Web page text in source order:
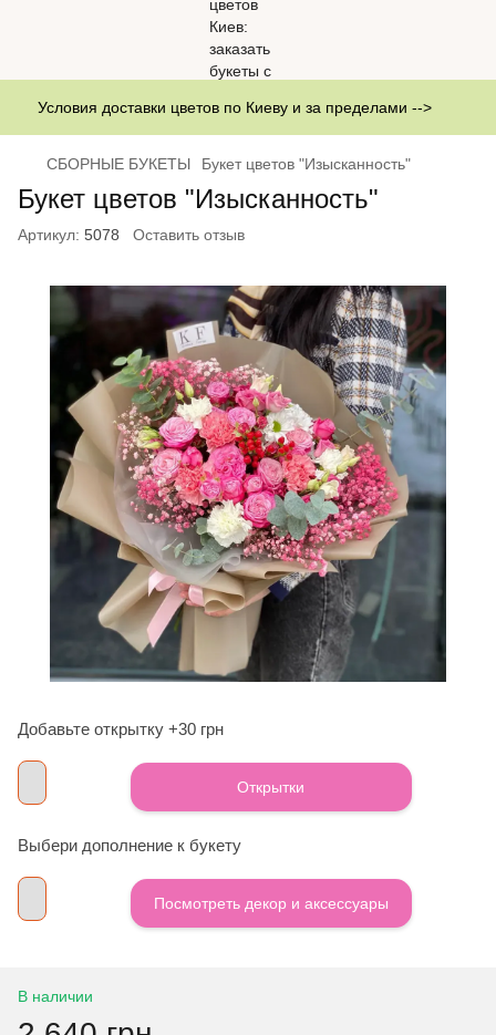
Условия доставки цветов по Киеву и за пределами -->
СБОРНЫЕ БУКЕТЫ Букет цветов "Изысканность"
Букет цветов "Изысканность"
Артикул: 5078 Оставить отзыв
Добавьте открытку +30 грн
Открытки
Выбери дополнение к букету
Посмотреть декор и аксессуары
В наличии